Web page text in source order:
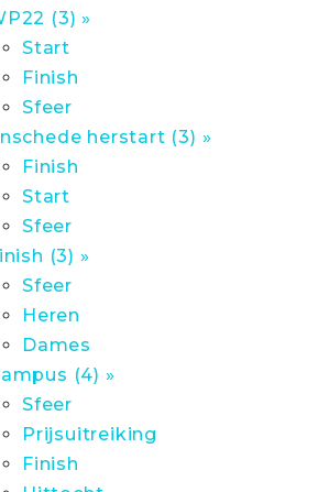
(3) »
Start
Finish
Sfeer
herstart (3) »
Finish
Start
Sfeer
(3) »
Sfeer
Heren
Dames
(4) »
Sfeer
Prijsuitreiking
Finish